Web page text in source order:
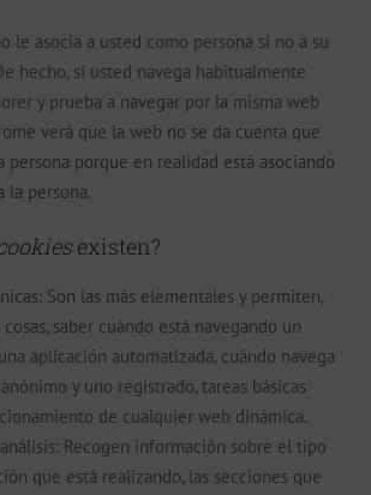
le asocia a usted como persona si no a su
hecho, si usted navega habitualmente
y prueba a navegar por la misma web
verá que la web no se da cuenta que
persona porque en realidad está asociando
la persona.
existen?
Son las más elementales y permiten,
saber cuándo está navegando un
aplicación automatizada, cuándo navega
y uno registrado, tareas básicas
de cualquier web dinámica.
Recogen información sobre el tipo
que está realizando, las secciones que